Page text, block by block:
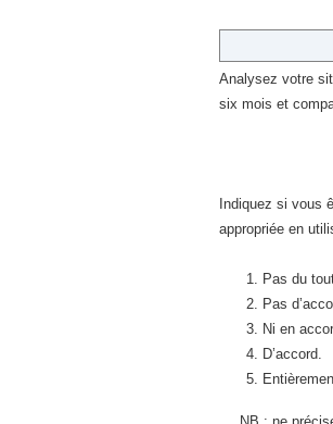
Analysez votre
six mois et
Indiquez si vous
appropriée en
Pas du
Pas
Ni en
D’accord.